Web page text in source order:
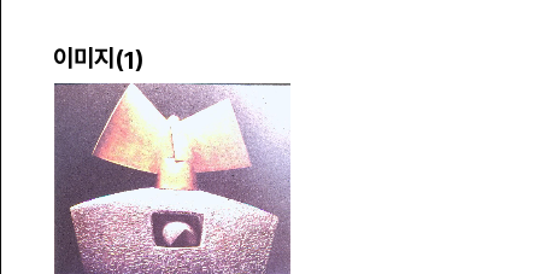
이미지(1)